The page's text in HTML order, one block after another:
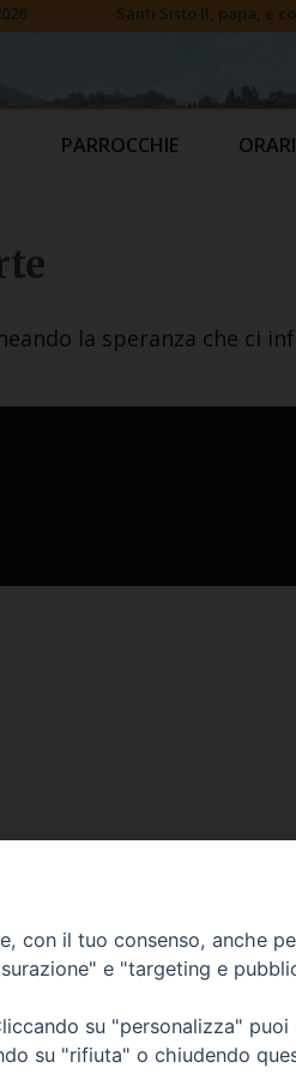
Santi Sisto II, papa, e
PARROCCHIE
la speranza che ci
Pinerolo
con il tuo consenso, anche
e "targeting e
su "personalizza"
su "rifiuta" o chiudendo